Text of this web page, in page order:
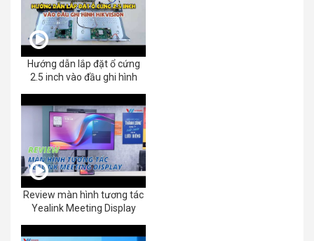
Hướng dẫn lắp đặt ổ cứng
2.5 inch vào đầu ghi hình
Review màn hình tương tác
Yealink Meeting Display